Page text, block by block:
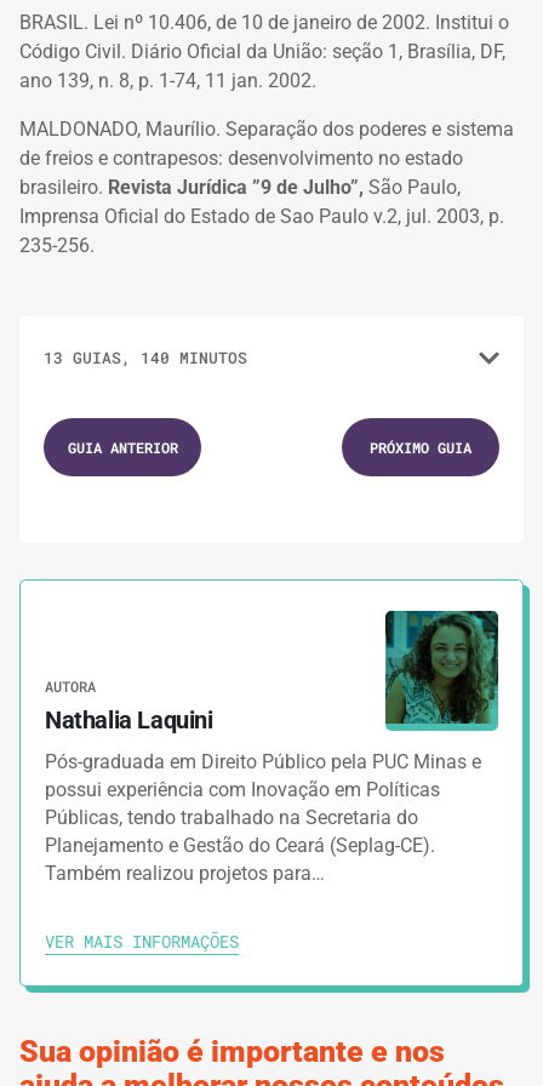
BRASIL. Lei nº 10.406, de 10 de janeiro de 2002. Institui o
Código Civil. Diário Oficial da União: seção 1, Brasília, DF,
ano 139, n. 8, p. 1-74, 11 jan. 2002.
MALDONADO, Maurílio. Separação dos poderes e sistema
de freios e contrapesos: desenvolvimento no estado
brasileiro. Revista Jurídica ”9 de Julho”, São Paulo,
Imprensa Oficial do Estado de Sao Paulo v.2, jul. 2003, p.
235-256.
13 GUIAS, 140 MINUTOS
1. GUIAS 15 MINUTOS
Democracia Representativa
Esquerda ou direita, para que lado devo
3. GUIAS
O que é o Presidencialismo e como ele
funciona?
4. GUIAS 10 MINUTOS
A separação dos poderes no Brasil
nossas vidas cotidianas
GUIA ANTERIOR PRÓXIMO GUIA
Sua opinião é importante e nos
AUTORA
Nathalia Laquini
Pós-graduada em Direito Público pela PUC Minas e
possui experiência com Inovação em Políticas
Públicas, tendo trabalhado na Secretaria do
Planejamento e Gestão do Ceará (Seplag-CE).
Também realizou projetos para…
VER MAIS INFORMAÇÕES